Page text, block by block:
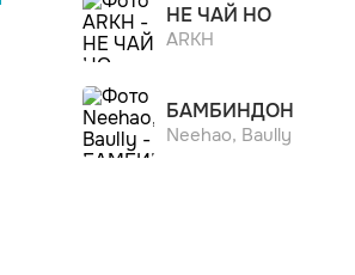
НЕ ЧАЙ НО
ARKH
БАМБИНДОН
Neehao, Baully